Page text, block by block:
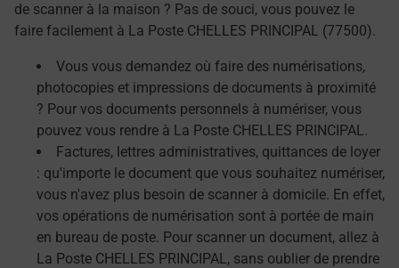
de scanner à la maison ? Pas de souci, vous pouvez le
faire facilement à La Poste CHELLES PRINCIPAL (77500).
Vous vous demandez où faire des numérisations,
photocopies et impressions de documents à proximité
? Pour vos documents personnels à numériser, vous
pouvez vous rendre à La Poste CHELLES PRINCIPAL.
Factures, lettres administratives, quittances de loyer
: qu'importe le document que vous souhaitez numériser,
vous n'avez plus besoin de scanner à domicile. En effet,
vos opérations de numérisation sont à portée de main
en bureau de poste. Pour scanner un document, allez à
La Poste CHELLES PRINCIPAL, sans oublier de prendre